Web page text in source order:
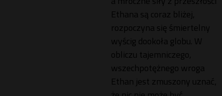
Ethana są coraz bliżej,
rozpoczyna się śmiertelny
wyścig dookoła globu. W
obliczu tajemniczego,
wszechpotężnego wroga
Ethan jest zmuszony uznać,